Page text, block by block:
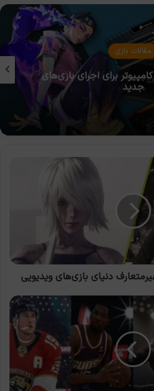
مقالات بازی
چرا برخی بازی‌ها به SSD نیاز دارند و HDD دیگر
نیست؟
دنیای بازی‌های ویدیویی